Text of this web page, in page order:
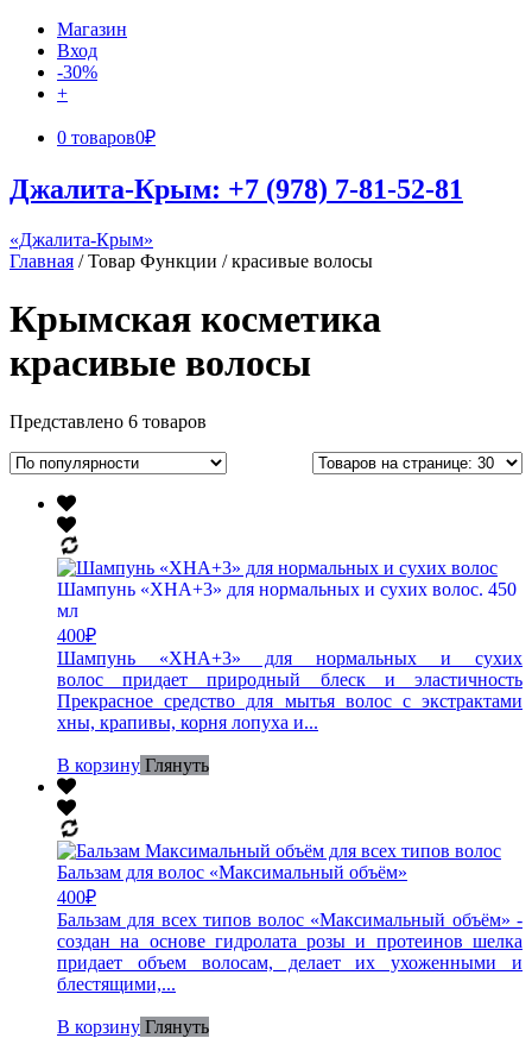
Магазин
Вход
-30%
+
0 товаров0₽
Джалита-Крым: +7 (978) 7-81-52-81
«Джалита-Крым»
Главная / Товар Функции / красивые волосы
Крымская косметика
красивые волосы
Представлено 6 товаров
Шампунь «ХНА+3» для нормальных и сухих волос. 450
мл
400₽
Шампунь «ХНА+3» для нормальных и сухих
волос придает природный блеск и эластичность
Прекрасное средство для мытья волос с экстрактами
хны, крапивы, корня лопуха и...
В корзину Глянуть
Бальзам для волос «Максимальный объём»
400₽
Бальзам для всех типов волос «Максимальный объём» -
создан на основе гидролата розы и протеинов шелка
придает объем волосам, делает их ухоженными и
блестящими,...
В корзину Глянуть